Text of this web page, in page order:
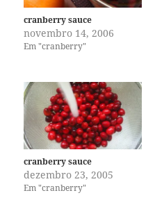
cranberry sauce
novembro 14, 2006
Em "cranberry"
cranberry sauce
dezembro 23, 2005
Em "cranberry"